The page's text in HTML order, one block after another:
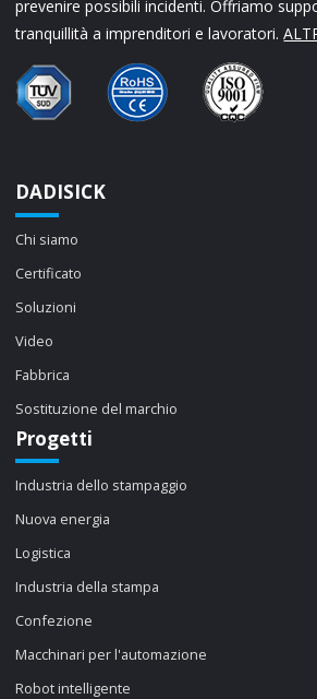
prevenire possibili incidenti. Offriamo
tranquillità a imprenditori e lavoratori.
DADISICK
Chi siamo
Certificato
Soluzioni
Video
Fabbrica
Sostituzione del marchio
Progetti
Industria dello stampaggio
Nuova energia
Logistica
Industria della stampa
Confezione
Macchinari per l'automazione
Robot intelligente